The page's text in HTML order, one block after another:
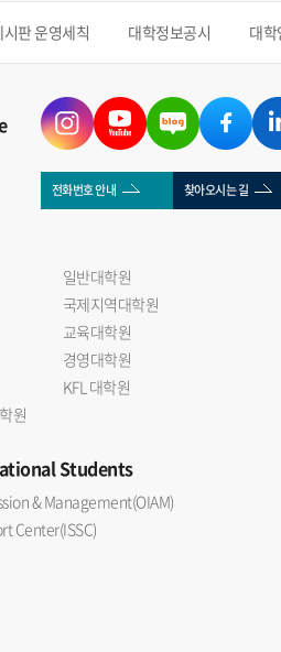
시판 운영세칙 대학정보공시 대
전화번호 안내 찾아오시는 길
일반대학원
국제지역대학원
교육대학원
경영대학원
KFL 대학원
원
Students
& Management(OIAM)
Center(ISSC)